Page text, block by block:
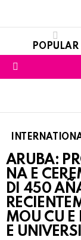
POPULAR
ARUBA:
NA E
DI 450
MOU CU E
E